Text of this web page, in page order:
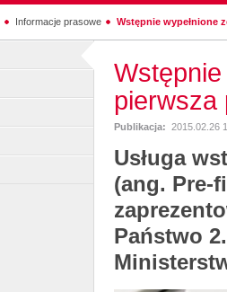
Informacje prasowe Wstępnie wypełnione
pierwsza
Publikacja: 2015.02.26
Usługa
(ang. Pre-
Państwo